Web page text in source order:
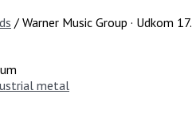
/ Warner Music Group · Udkom 17.
metal